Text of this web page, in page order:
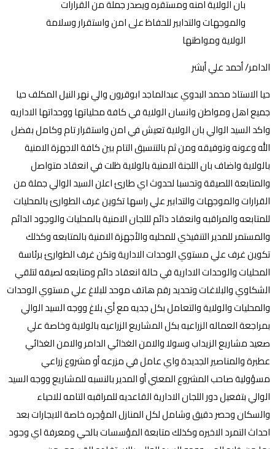
الدامر/ أحمد علي أبشر
حيا الاستاذ محمد البدوي عبدالماجد ابوقرون والي نهر النيل المكلف حيا
جميع اهل ومواطن وانسان الولاية في كافة محلياتها ووحداتها الاداريه
واكد السيد الوالي بان الولاية تعيش في امن واستقرار تام وكامل بفضل
الله وعونه وتوفيقه ومن ثم بالتنسيق التام بين كافة الاجهزة الامنية
بالولاية واضاف بان اللجنة الامنية بالولاية ظلت في انعقاد متواصل
والمتابعة اللصيقة وتحسبا لحدوث اي طارئ اعلن السيد الوالي جملة من
القرارات والموجهات والتدابير علي راسها تكوين غرف الطوارئ بالمحليات
للمتابعه والمراقبه وانعقاد دائم لللجان الامنية بالمحليات والوجود الدائم
والمستمر للمدير التنفيذي للمحليه والأجهزة الامنية بالمتابعه وكذلك
تكوين غرف علي مستوي الوحدات الادارية وتكن غرف الطوارئ برئاسة
المحليات والوحدات الادارية في حالة انعقاد دائم ومتابعه لصيقه لتلقي
الشكاوي والبلاغات وتحديد رقم هاتف موحد للبلاغ علي مستوي الوحدات
والمحليات والولاية والتعامل بكل جديه مع أي بلاغ ووجه السيد الوالي
بمراجعة العماله الزراعيه بكل المشاريع الزراعيه بالولاية وخاصة علي
صعيد مشاريع الزيداب وسولا والامن الغذائي الدامر والامن الغذائي
عطبرة والمناصير الجديدة واي عامل في مزرعه أو مشروع زراعي
مسؤولية صاحب المشروع المعني أو المدير بالنسبه للمشاريع ووجه السيد
الوالي بتفعيل دور اللجان الادارية القاعديه للمراقبه التامه للاحياء
والسكان وحصر دقيق وشامل لكل المنازل المؤجره خاصة الايجارات بعد
احداث التمرد الاخيره وكذلك متابعة المؤسسات بالحي ومعرفة اي وجود